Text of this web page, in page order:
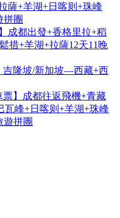
薩+羊湖+日喀则+珠峰
拼團
成都出發+香格里拉+稻
措+羊湖+拉薩12天11晚
吉隆坡/新加坡—西藏+西
票】成都往返飛機+青藏
瓦峰+日喀则+羊湖+珠峰
遊拼團